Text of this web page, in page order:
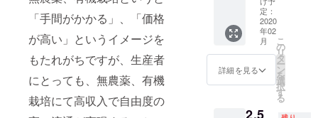
「手間がかかる」、「価格
が高い」というイメージを
もたれがちですが、生産者
にとっても、無農薬、有機
栽培にて高収入で自由度の
定：
2020
年02
月
詳細を見る
こ
の
リ
タ
ー
ン
を
選
択
す
る